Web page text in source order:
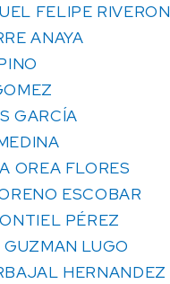
FELIPE RIVERON
ANAYA
GARCÍA
OREA FLORES
ESCOBAR
PÉREZ
LUGO
HERNANDEZ